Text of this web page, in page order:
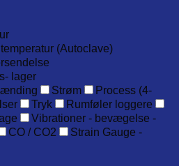
(Autoclave)
lager
Strøm
Process (4-
Tryk
Rumføler loggere
Vibrationer - bevægelse -
CO / CO2
Strain Gauge -